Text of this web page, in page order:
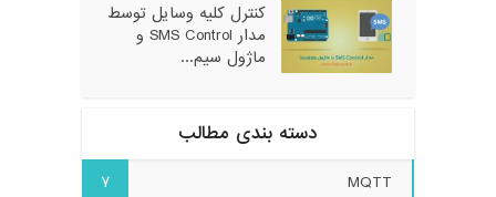
کنترل کلیه وسایل توسط
مدار SMS Control و
ماژول سیم...
دسته بندی مطالب
MQTT
7